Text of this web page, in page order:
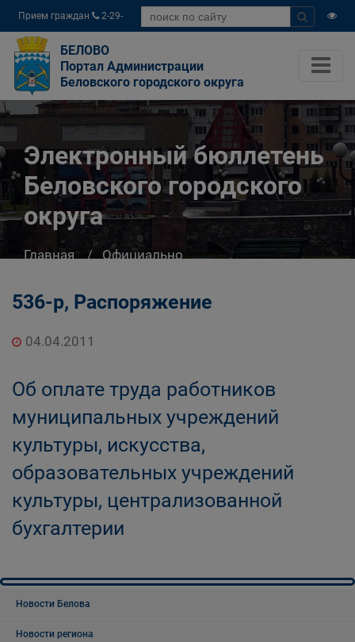
Прием граждан
2-29-
04
БЕЛОВО
Портал Администрации
Беловского городского округа
Электронный бюллетень
Беловского городского
округа
Главная
Официально
городского округа
536-р, Распоряжение
04.04.2011
Об оплате труда работников
муниципальных учреждений
культуры, искусства,
образовательных учреждений
культуры, централизованной
бухгалтерии
Новости Белова
Новости региона